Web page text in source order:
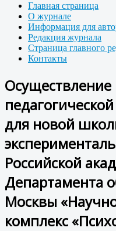
Главная страница
О журнале
Информация для
Редакция журнала
Страница главного
Контакты
Осуществление
для новой
Российской
Департамента
Москвы
комплекс